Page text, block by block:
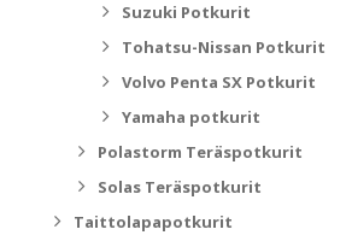
Suzuki Potkurit
Tohatsu-Nissan Potkurit
Volvo Penta SX Potkurit
Yamaha potkurit
Polastorm Teräspotkurit
Solas Teräspotkurit
Taittolapapotkurit